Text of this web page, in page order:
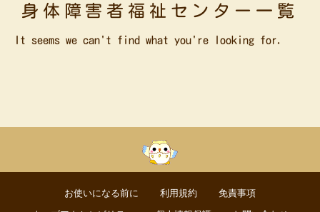
身体障害者福祉センター一覧
It seems we can't find what you're looking for.
お使いになる前に 利用規約
免責事項